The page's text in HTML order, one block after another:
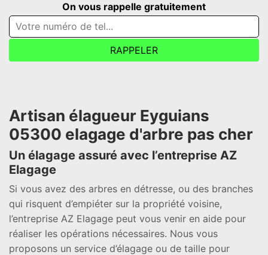
On vous rappelle gratuitement
Artisan élagueur Eyguians
05300 elagage d'arbre pas cher
Un élagage assuré avec l’entreprise AZ
Elagage
Si vous avez des arbres en détresse, ou des branches
qui risquent d’empiéter sur la propriété voisine,
l’entreprise AZ Elagage peut vous venir en aide pour
réaliser les opérations nécessaires. Nous vous
proposons un service d’élagage ou de taille pour